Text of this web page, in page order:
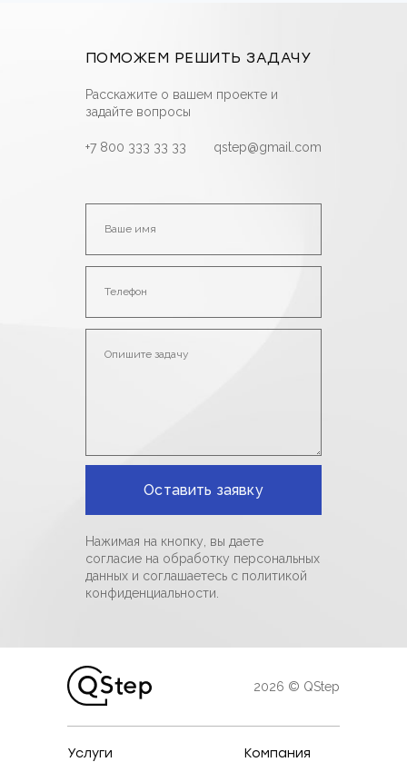
ПОМОЖЕМ РЕШИТЬ ЗАДАЧУ
Расскажите о вашем проекте и
задайте вопросы
+7 800 333 33 33 qstep@gmail.com
Нажимая на кнопку, вы даете
согласие на обработку персональных
данных и соглашаетесь c политикой
конфиденциальности.
2026 © QStep
Услуги Компания